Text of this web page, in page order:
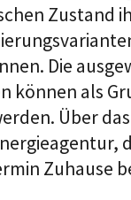
Zustand
Die
können als
Über